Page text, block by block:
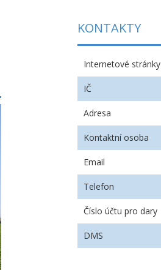
KONTAKTY
Internetové stránky
IČ
Adresa
Kontaktní osoba
Email
Telefon
Číslo účtu pro dary
DMS